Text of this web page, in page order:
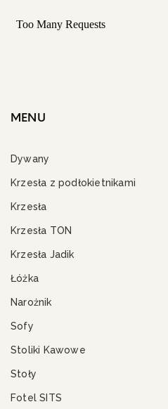
MENU
Dywany
Krzesła z podłokietnikami
Krzesła
Krzesła TON
Krzesła Jadik
Łóżka
Narożnik
Sofy
Stoliki Kawowe
Stoły
Fotel SITS